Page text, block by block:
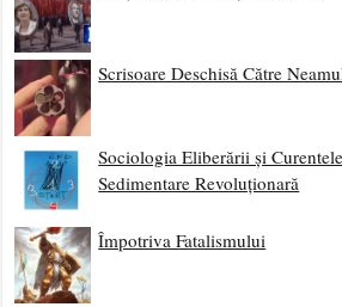
Scrisoare Deschisă Către
Sociologia Eliberării și
Sedimentare Revoluționară
Împotriva Fatalismului